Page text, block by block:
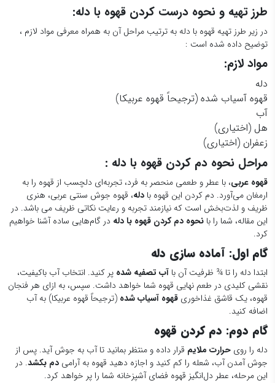
طرز تهیه و نحوه درست کردن قهوه با دله:
در زیر طرز تهیه قهوه با دله به ترتیب مراحل آن به همراه معرفی مواد لازم ،
توضیح داده شده است :
مواد لازم:
دله
قهوه آسیاب شده (ترجیحاً قهوه عربیکا)
آب
هل (اختیاری)
زعفران (اختیاری)
مراحل نحوه دم کردن قهوه با دله :
قهوه عربی، با عطر و طعمی منحصر به فرد، تجربه‌ای دلچسب از قهوه را به
ارمغان می‌آورد. دم کردن این قهوه با دله، قهوه جوش سنتی عربی، هنری
ظریف و لذت‌بخش است که نیازمند تجربه و رعایت نکاتی ظریف می باشد. در
این مقاله، شما را با نحوه دم کردن قهوه با دله در گام‌هایی ساده آشنا خواهیم
کرد.
گام اول: آماده سازی دله
ابتدا دله را تا ¾ ظرفیت آن با آب تصفیه شده پر کنید. انتخاب آب باکیفیت،
نقشی کلیدی در طعم نهایی قهوه شما خواهد داشت. سپس، به ازای هر فنجان
قهوه، یک قاشق غذاخوری قهوه آسیاب شده (ترجیحاً قهوه عربیکا) به آب
اضافه کنید.
گام دوم: دم کردن قهوه
دله را روی حرارت ملایم قرار داده و منتظر بمانید تا آب به جوش آید. پس از
جوش آمدن آب، شعله را کم کنید و اجازه دهید قهوه به آرامی دم بکشد. در
این مرحله، عطر دل‌انگیز قهوه فضای آشپزخانه شما را پر خواهد کرد.